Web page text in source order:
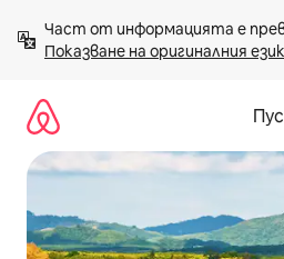
към
съдържанието
Показване на оригиналния език